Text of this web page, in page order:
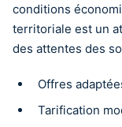
conditions
territoriale est un
des attentes des
Offres
Tarification